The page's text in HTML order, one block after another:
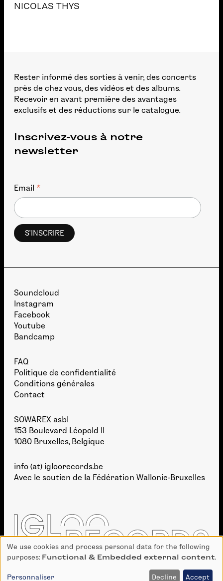
NICOLAS THYS
Rester informé des sorties à venir, des concerts
près de chez vous, des vidéos et des albums.
Recevoir en avant première des avantages
exclusifs et des réductions sur le catalogue.
Inscrivez-vous à notre
newsletter
Email *
Soundcloud
Instagram
Facebook
Youtube
Bandcamp
FAQ
Politique de confidentialité
Conditions générales
Contact
SOWAREX asbl
153 Boulevard Léopold II
1080 Bruxelles, Belgique
info (at) igloorecords.be
Avec le soutien de la Fédération Wallonie-Bruxelles
Use
of
We use cookies and process personal data for the following
purposes: Functional & Embedded external content.
Personnaliser Decline Accept